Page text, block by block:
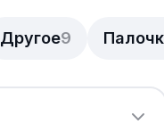
Другое9